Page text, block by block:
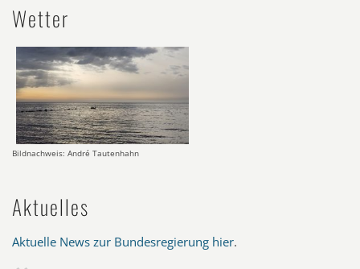
Wetter
Bildnachweis: André Tautenhahn
Aktuelles
Aktuelle News zur Bundesregierung hier.